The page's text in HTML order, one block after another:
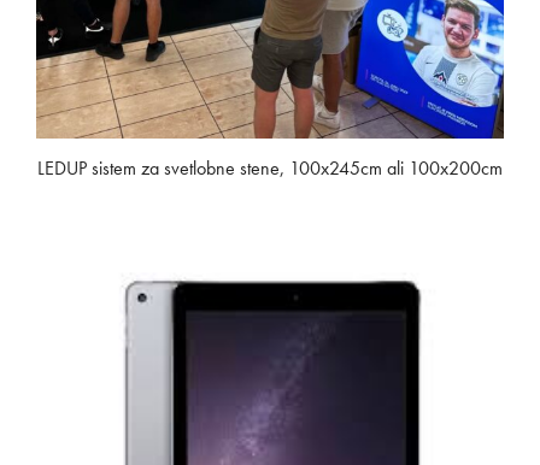
LEDUP sistem za svetlobne stene, 100x245cm ali 100x200cm